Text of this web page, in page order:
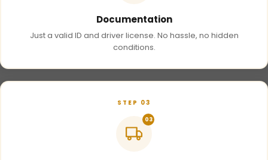
Documentation
Just a valid ID and driver license. No hassle, no hidden
conditions.
STEP 03
03